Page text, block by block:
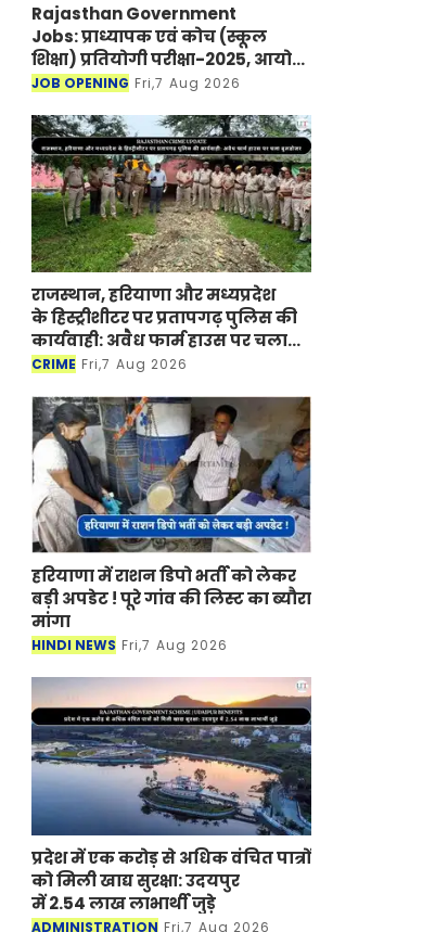
Rajasthan Government
Jobs: प्राध्यापक एवं कोच (स्कूल
शिक्षा) प्रतियोगी परीक्षा-2025, आयोग
ने जारी की हिंदी विषय की विचारित
JOB OPENING Fri,7 Aug 2026
राजस्थान, हरियाणा और मध्यप्रदेश
के हिस्ट्रीशीटर पर प्रतापगढ़ पुलिस की
कार्यवाही: अवैध फार्म हाउस पर चला
बुलडोजर
CRIME Fri,7 Aug 2026
हरियाणा में राशन डिपो भर्ती को लेकर
बड़ी अपडेट ! पूरे गांव की लिस्ट का ब्यौरा
मांगा
HINDI NEWS Fri,7 Aug 2026
प्रदेश में एक करोड़ से अधिक वंचित पात्रों
को मिली खाद्य सुरक्षा: उदयपुर
में 2.54 लाख लाभार्थी जुड़े
ADMINISTRATION Fri,7 Aug 2026